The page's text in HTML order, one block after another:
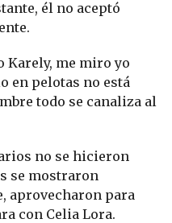
él no aceptó
Karely, me miro yo
en pelotas no está
todo se canaliza al
no se hicieron
se mostraron
aprovecharon para
con Celia Lora.